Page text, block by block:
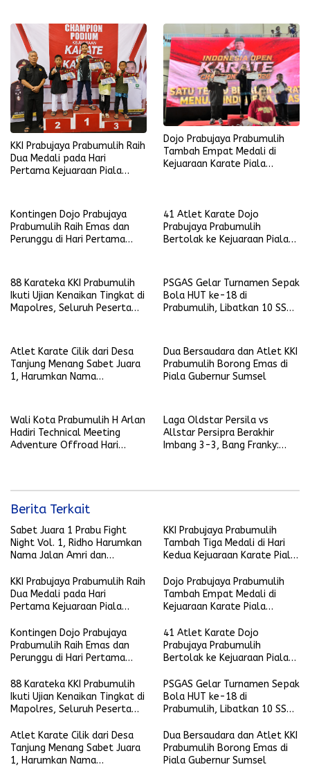
KKI Prabujaya Prabumulih Raih
Dua Medali pada Hari
Pertama Kejuaraan Piala
Dojo Prabujaya Prabumulih
Tambah Empat Medali di
Kejuaraan Karate Piala
Kontingen Dojo Prabujaya
Prabumulih Raih Emas dan
Perunggu di Hari Pertama
41 Atlet Karate Dojo
Prabujaya Prabumulih
Bertolak ke Kejuaraan Piala
88 Karateka KKI Prabumulih
Ikuti Ujian Kenaikan Tingkat di
Mapolres, Seluruh Peserta
PSGAS Gelar Turnamen Sepak
Bola HUT ke-18 di
Prabumulih, Libatkan 10 SSB
Atlet Karate Cilik dari Desa
Tanjung Menang Sabet Juara
1, Harumkan Nama
Dua Bersaudara dan Atlet KKI
Prabumulih Borong Emas di
Piala Gubernur Sumsel
Wali Kota Prabumulih H Arlan
Hadiri Technical Meeting
Adventure Offroad Hari
Laga Oldstar Persila vs
Allstar Persipra Berakhir
Imbang 3-3, Bang Franky:
Berita Terkait
Sabet Juara 1 Prabu Fight
Night Vol. 1, Ridho Harumkan
Nama Jalan Amri dan
KKI Prabujaya Prabumulih
Tambah Tiga Medali di Hari
Kedua Kejuaraan Karate Piala
KKI Prabujaya Prabumulih Raih
Dua Medali pada Hari
Pertama Kejuaraan Piala
Dojo Prabujaya Prabumulih
Tambah Empat Medali di
Kejuaraan Karate Piala
Kontingen Dojo Prabujaya
Prabumulih Raih Emas dan
Perunggu di Hari Pertama
Presiden RI 2026
41 Atlet Karate Dojo
Prabujaya Prabumulih
Bertolak ke Kejuaraan Piala
88 Karateka KKI Prabumulih
Ikuti Ujian Kenaikan Tingkat di
Mapolres, Seluruh Peserta
PSGAS Gelar Turnamen Sepak
Bola HUT ke-18 di
Prabumulih, Libatkan 10 SSB
Atlet Karate Cilik dari Desa
Tanjung Menang Sabet Juara
1, Harumkan Nama
Dua Bersaudara dan Atlet KKI
Prabumulih Borong Emas di
Piala Gubernur Sumsel